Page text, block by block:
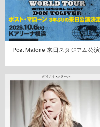
Post Malone 来日スタジアム公演